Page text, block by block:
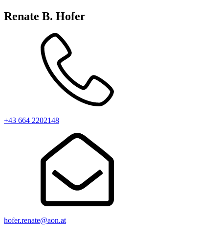
Renate B. Hofer
+43 664 2202148
hofer.renate@aon.at